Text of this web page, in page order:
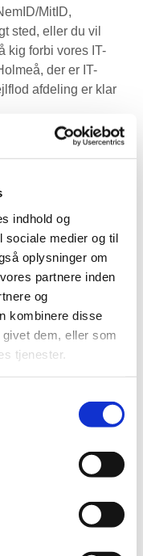
indhold og
sociale medier og til
oplysninger om
partnere inden
og
kombinere disse
dem, eller som
tjenester.
MitID,
sted, eller du vil
kig forbi vores IT-
der er IT-
afdeling er klar
hvor du kan få
i måneden kl. 10-